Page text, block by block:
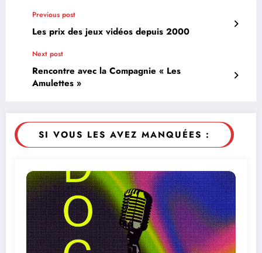
Previous post
Les prix des jeux vidéos depuis 2000
Next post
Rencontre avec la Compagnie « Les
Amulettes »
SI VOUS LES AVEZ MANQUÉES :